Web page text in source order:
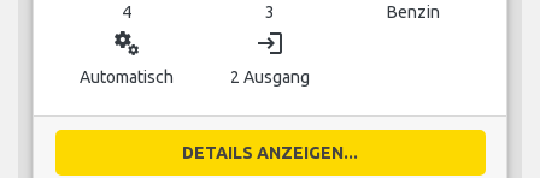
4 3 Benzin
miscellaneous_services
Automatisch
login
2 Ausgang
DETAILS ANZEIGEN...